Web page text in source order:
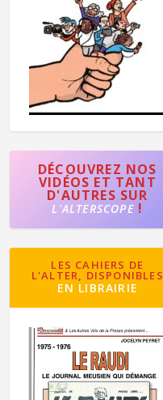
DÉCOUVREZ NOS
VIDÉOS ET TANT
D'AUTRES SUR
L'ALTERSCOPE!
LES CAHIERS DE
L'ALTER, DISPONIBLES
EN LIBRAIRIE